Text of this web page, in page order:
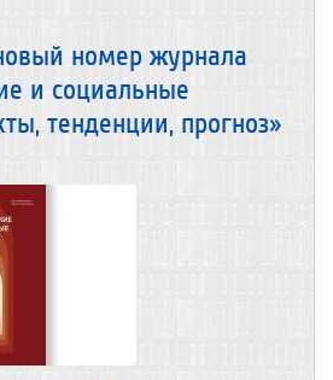
номер журнала
и социальные
тенденции, прогноз»